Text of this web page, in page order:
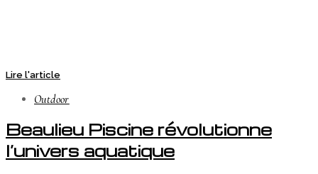
Lire l'article
Outdoor
Beaulieu Piscine révolutionne
l’univers aquatique